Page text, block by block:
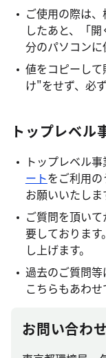
ご使用の際は
したあと、「
分のパソコンに
値をコピーし
け"をせず、必
トップレベル
トップレベル
ートをご利用
お願いいたしま
ご質問を頂い
要しておりま
し上げます。
過去のご質問等
こちらもあわせ
お問い合わせ